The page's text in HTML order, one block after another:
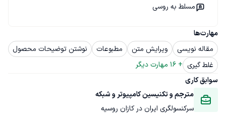
مهارت‌ها
مقاله نویسی
ویرایش متن مطبوعات
نوشتن توضیحات محصول
غلط گیری +
16 مهارت دیگر
سوابق کاری
مترجم و تکنیسین کامپیوتر و شبکه
سرکنسولگری ایران در کازان روسیه
مسلط به روسی